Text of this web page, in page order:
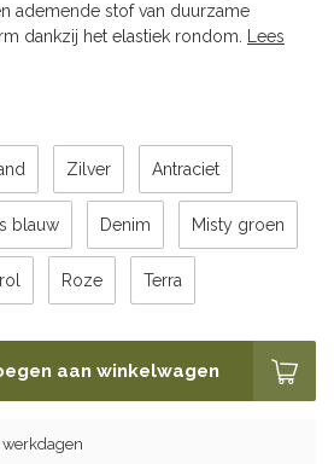
ademende stof van duurzame
dankzij het elastiek rondom.
Lees
Zilver Antraciet
blauw Denim Misty groen
Roze Terra
aan winkelwagen
werkdagen